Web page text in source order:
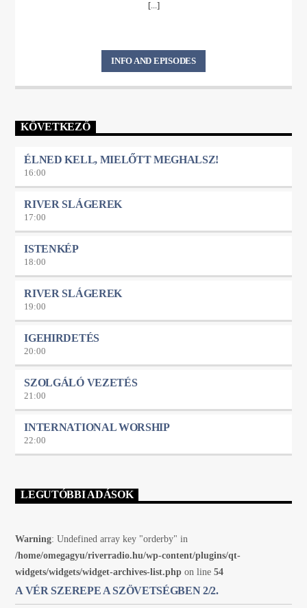
[...]
INFO AND EPISODES
KÖVETKEZŐ
ÉLNED KELL, MIELŐTT MEGHALSZ!
16:00
RIVER SLÁGEREK
17:00
ISTENKÉP
18:00
RIVER SLÁGEREK
19:00
IGEHIRDETÉS
20:00
SZOLGÁLÓ VEZETÉS
21:00
INTERNATIONAL WORSHIP
22:00
LEGUTÓBBI ADÁSOK
Warning: Undefined array key "orderby" in
/home/omegagyu/riverradio.hu/wp-content/plugins/qt-
widgets/widgets/widget-archives-list.php on line54
A VÉR SZEREPE A SZÖVETSÉGBEN 2/2.